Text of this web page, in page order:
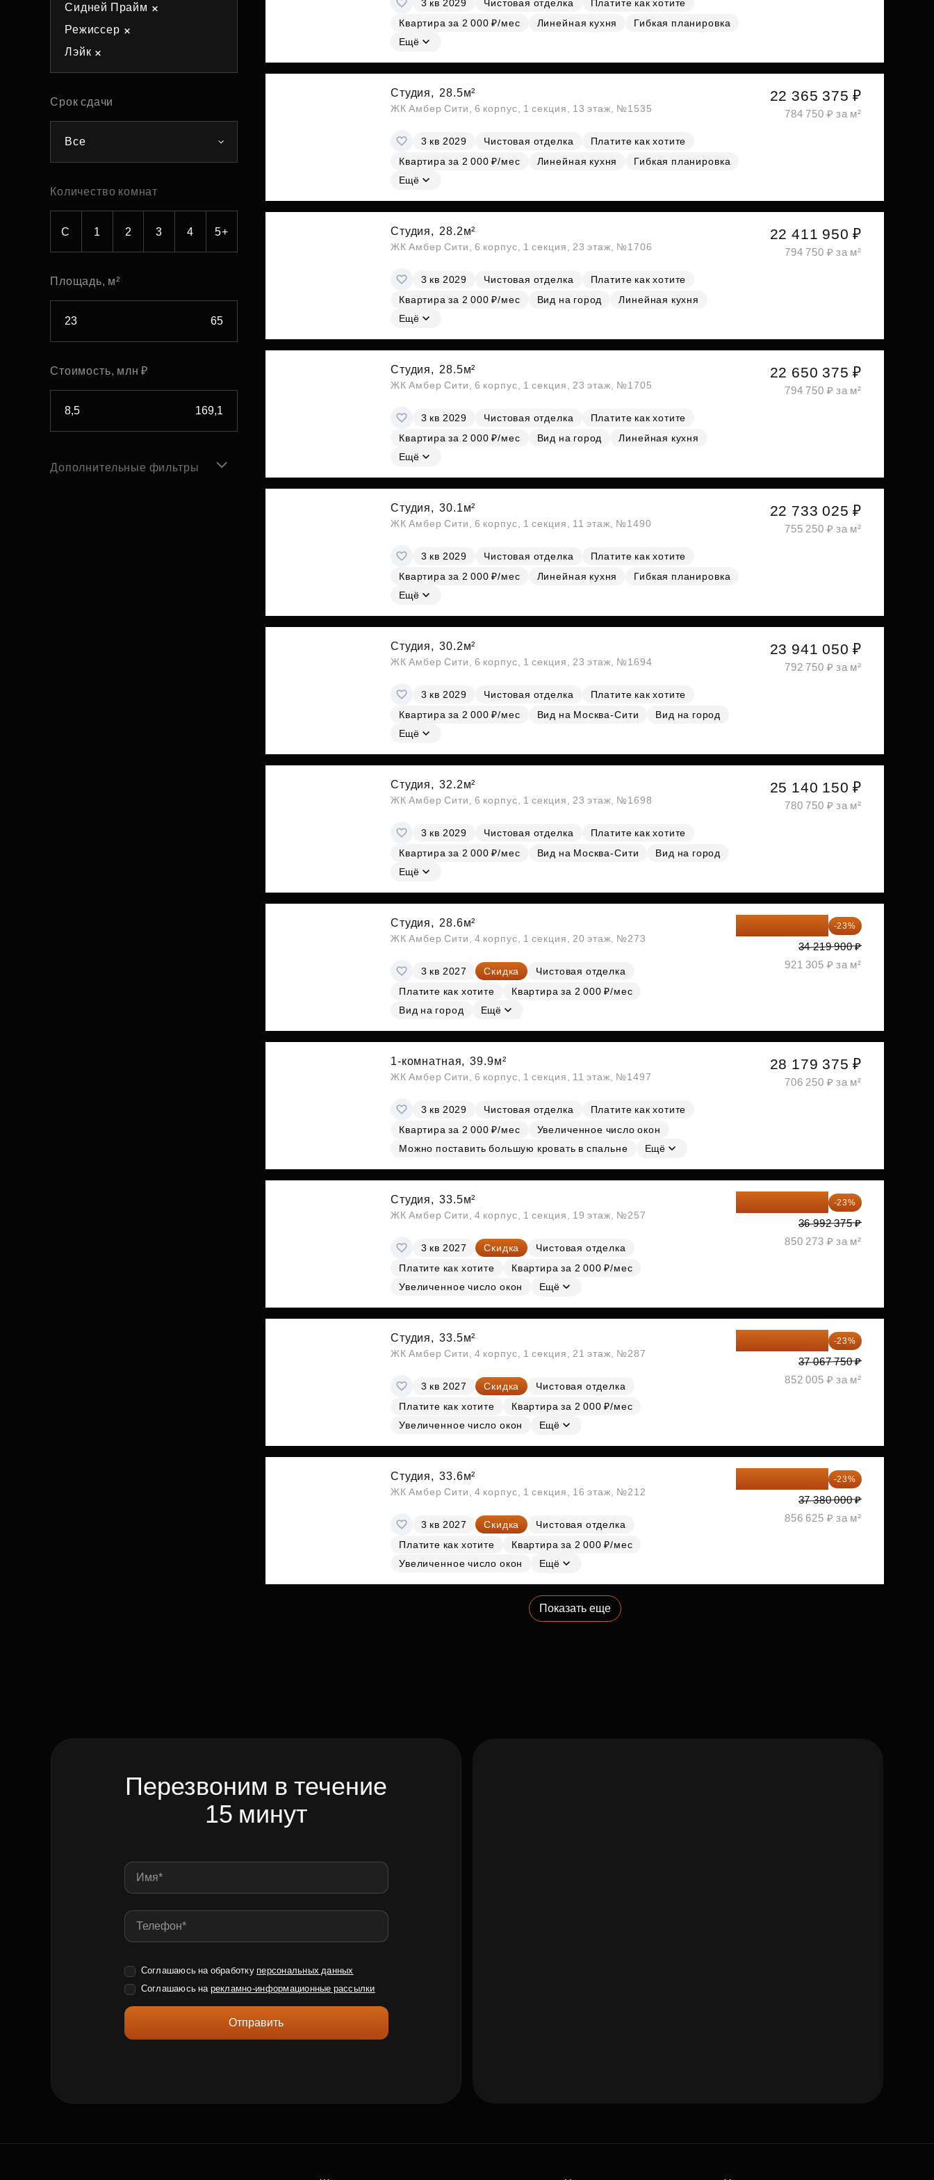
Субсидии
Сидней Прайм
Режиссер
Лэйк
Срок сдачи
Все
Количество комнат
С 1 2 3 4 5+
Площадь, м²
Стоимость, млн ₽
Дополнительные фильтры
3 кв 2029 Чистовая отделка
Платите как хотите
Квартира за 2 000 ₽/мес
Линейная кухня
Гибкая планировка
Ещё
Студия, 28.5м²
ЖК Амбер Сити, 6 корпус, 1 секция, 13 этаж, №1535
3 кв 2029 Чистовая отделка
Платите как хотите
Квартира за 2 000 ₽/мес
Линейная кухня
Гибкая планировка
Ещё
22 365 375 ₽
784 750 ₽ за м²
Студия, 28.2м²
ЖК Амбер Сити, 6 корпус, 1 секция, 23 этаж, №1706
3 кв 2029 Чистовая отделка
Платите как хотите
Квартира за 2 000 ₽/мес
Вид на город
Линейная кухня
Ещё
22 411 950 ₽
794 750 ₽ за м²
Студия, 28.5м²
ЖК Амбер Сити, 6 корпус, 1 секция, 23 этаж, №1705
3 кв 2029 Чистовая отделка
Платите как хотите
Квартира за 2 000 ₽/мес
Вид на город
Линейная кухня
Ещё
22 650 375 ₽
794 750 ₽ за м²
Студия, 30.1м²
ЖК Амбер Сити, 6 корпус, 1 секция, 11 этаж, №1490
3 кв 2029 Чистовая отделка
Платите как хотите
Квартира за 2 000 ₽/мес
Линейная кухня
Гибкая планировка
Ещё
22 733 025 ₽
755 250 ₽ за м²
Студия, 30.2м²
ЖК Амбер Сити, 6 корпус, 1 секция, 23 этаж, №1694
3 кв 2029 Чистовая отделка
Платите как хотите
Квартира за 2 000 ₽/мес
Вид на Москва-Сити
Вид на город
Ещё
23 941 050 ₽
792 750 ₽ за м²
Студия, 32.2м²
ЖК Амбер Сити, 6 корпус, 1 секция, 23 этаж, №1698
3 кв 2029 Чистовая отделка
Платите как хотите
Квартира за 2 000 ₽/мес
Вид на Москва-Сити
Вид на город
Ещё
25 140 150 ₽
780 750 ₽ за м²
Студия, 28.6м²
ЖК Амбер Сити, 4 корпус, 1 секция, 20 этаж, №273
3 кв 2027 Скидка
Чистовая отделка
Платите как хотите
Квартира за 2 000 ₽/мес
Вид на город
Ещё
-23%
34 219 900 ₽
921 305 ₽ за м²
1-комнатная, 39.9м²
ЖК Амбер Сити, 6 корпус, 1 секция, 11 этаж, №1497
3 кв 2029 Чистовая отделка
Платите как хотите
Квартира за 2 000 ₽/мес
Увеличенное число окон
Можно поставить большую кровать в спальне
Ещё
28 179 375 ₽
706 250 ₽ за м²
Студия, 33.5м²
ЖК Амбер Сити, 4 корпус, 1 секция, 19 этаж, №257
3 кв 2027 Скидка
Чистовая отделка
Платите как хотите
Квартира за 2 000 ₽/мес
Увеличенное число окон
Ещё
-23%
36 992 375 ₽
850 273 ₽ за м²
Студия, 33.5м²
ЖК Амбер Сити, 4 корпус, 1 секция, 21 этаж, №287
3 кв 2027 Скидка
Чистовая отделка
Платите как хотите
Квартира за 2 000 ₽/мес
Увеличенное число окон
Ещё
-23%
37 067 750 ₽
852 005 ₽ за м²
Студия, 33.6м²
ЖК Амбер Сити, 4 корпус, 1 секция, 16 этаж, №212
3 кв 2027 Скидка
Чистовая отделка
Платите как хотите
Квартира за 2 000 ₽/мес
Увеличенное число окон
Ещё
-23%
37 380 000 ₽
856 625 ₽ за м²
Показать еще
Перезвоним в течение
15 минут
Соглашаюсь на обработку персональных данных
Соглашаюсь на рекламно-информационные рассылки
Отправить